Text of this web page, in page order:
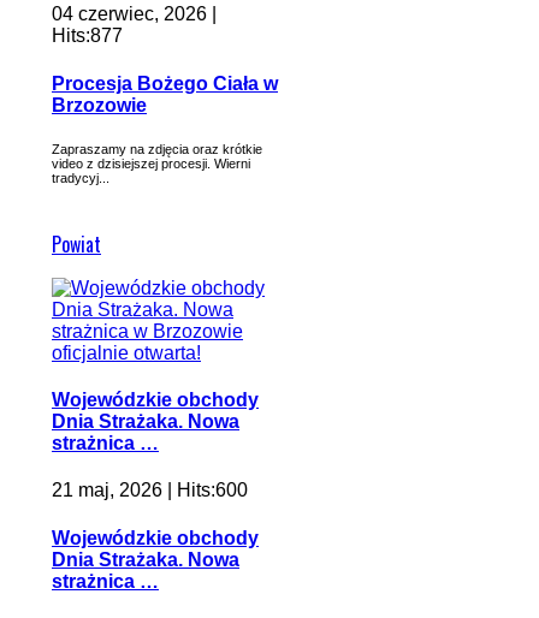
04 czerwiec, 2026 |
Hits:877
Procesja Bożego Ciała w
Brzozowie
Zapraszamy na zdjęcia oraz krótkie
video z dzisiejszej procesji. Wierni
tradycyj...
Powiat
Wojewódzkie obchody
Dnia Strażaka. Nowa
strażnica …
21 maj, 2026 | Hits:600
Wojewódzkie obchody
Dnia Strażaka. Nowa
strażnica …